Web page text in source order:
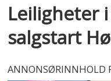
Leiligheter
salgstart
ANNONSØRINNHOLD